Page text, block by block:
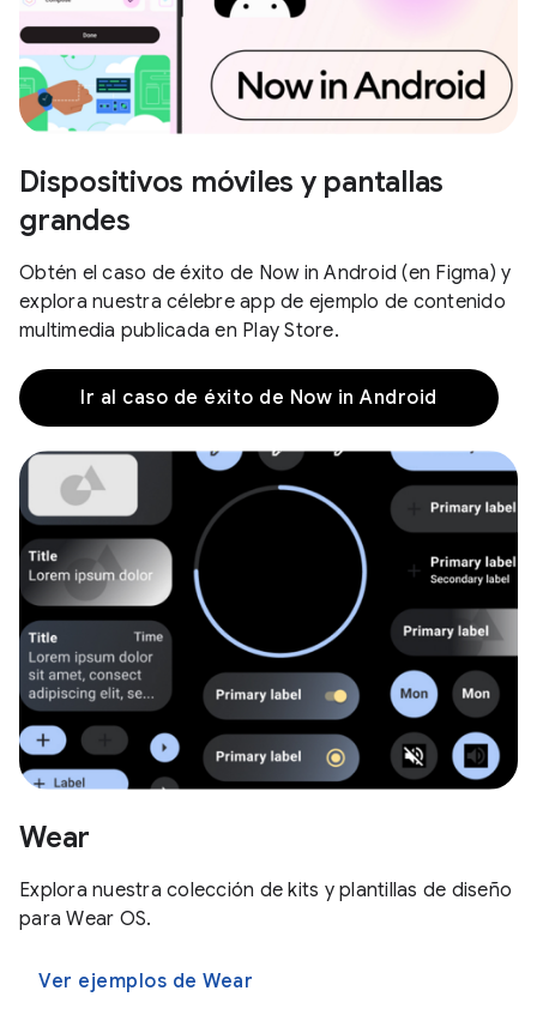
Dispositivos móviles y pantallas
grandes
Obtén el caso de éxito de Now in Android (en Figma) y
explora nuestra célebre app de ejemplo de contenido
multimedia publicada en Play Store.
Ir al caso de éxito de Now in Android
Wear
Explora nuestra colección de kits y plantillas de diseño
para Wear OS.
Ver ejemplos de Wear